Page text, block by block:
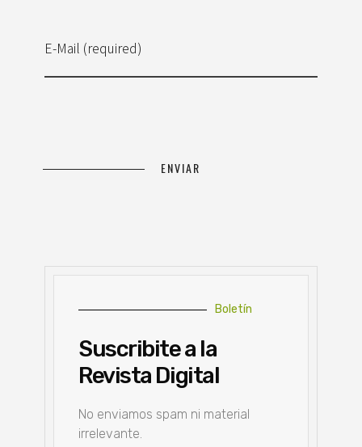
E-Mail (required)
Boletín
Suscribite a la
Revista Digital
No enviamos spam ni material
irrelevante.